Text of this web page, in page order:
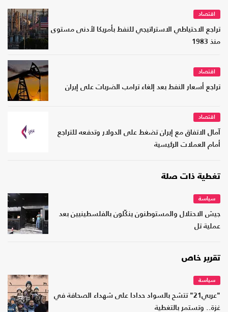
اقتصاد
تراجع الاحتياطي الاستراتيجي للنفط بأمريكا لأدنى مستوى
منذ 1983
اقتصاد
تراجع أسعار النفط بعد إلغاء ترامب الضربات على إيران
اقتصاد
آمال الاتفاق مع إيران تضغط على الدولار وتدفعه للتراجع
أمام العملات الرئيسية
تغطية ذات صلة
سياسة
جيش الاحتلال والمستوطنون ينكّلون بالفلسطينيين بعد
عملية تل
تقرير خاص
سياسة
"عربي21" تتشح بالسواد حدادا على شهداء الصحافة في
غزة.. وتستمر بالتغطية